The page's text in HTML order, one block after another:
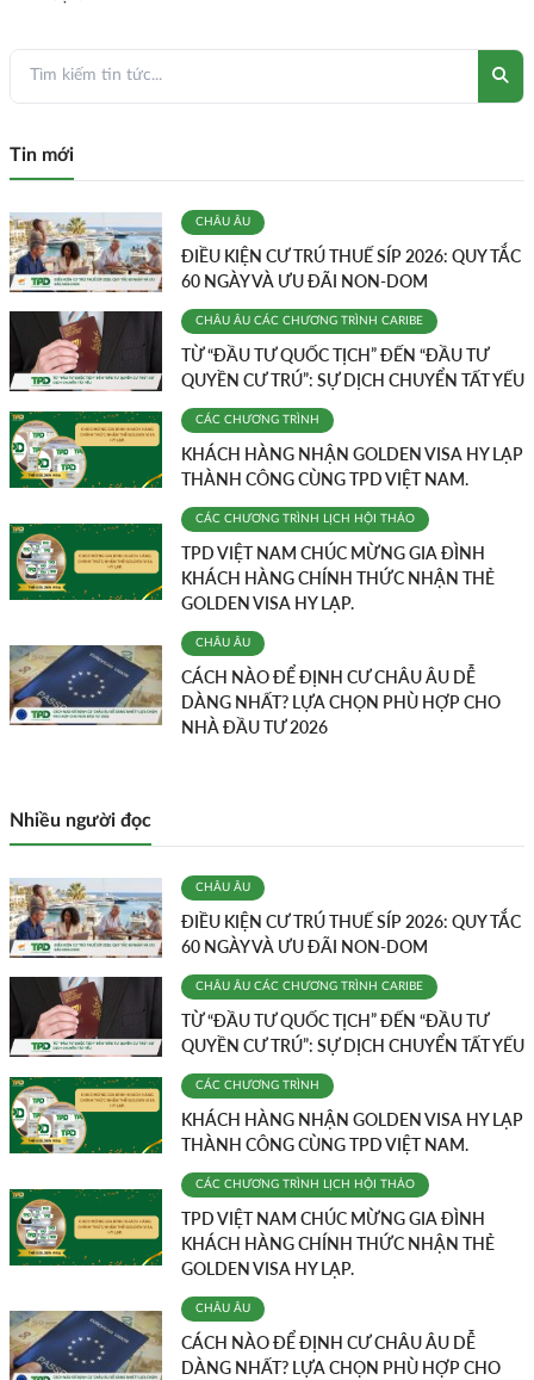
Tin mới
CHÂU ÂU
ĐIỀU KIỆN CƯ TRÚ THUẾ SÍP 2026: QUY TẮC
60 NGÀY VÀ ƯU ĐÃI NON-DOM
CHÂU ÂU CÁC CHƯƠNG TRÌNH CARIBE
TỪ “ĐẦU TƯ QUỐC TỊCH” ĐẾN “ĐẦU TƯ
QUYỀN CƯ TRÚ”: SỰ DỊCH CHUYỂN TẤT YẾU
CÁC CHƯƠNG TRÌNH
KHÁCH HÀNG NHẬN GOLDEN VISA HY LẠP
THÀNH CÔNG CÙNG TPD VIỆT NAM.
CÁC CHƯƠNG TRÌNH LỊCH HỘI THẢO
TPD VIỆT NAM CHÚC MỪNG GIA ĐÌNH
KHÁCH HÀNG CHÍNH THỨC NHẬN THẺ
GOLDEN VISA HY LẠP.
CHÂU ÂU
CÁCH NÀO ĐỂ ĐỊNH CƯ CHÂU ÂU DỄ
DÀNG NHẤT? LỰA CHỌN PHÙ HỢP CHO
NHÀ ĐẦU TƯ 2026
Nhiều người đọc
CHÂU ÂU
ĐIỀU KIỆN CƯ TRÚ THUẾ SÍP 2026: QUY TẮC
60 NGÀY VÀ ƯU ĐÃI NON-DOM
CHÂU ÂU CÁC CHƯƠNG TRÌNH CARIBE
TỪ “ĐẦU TƯ QUỐC TỊCH” ĐẾN “ĐẦU TƯ
QUYỀN CƯ TRÚ”: SỰ DỊCH CHUYỂN TẤT YẾU
CÁC CHƯƠNG TRÌNH
KHÁCH HÀNG NHẬN GOLDEN VISA HY LẠP
THÀNH CÔNG CÙNG TPD VIỆT NAM.
CÁC CHƯƠNG TRÌNH LỊCH HỘI THẢO
TPD VIỆT NAM CHÚC MỪNG GIA ĐÌNH
KHÁCH HÀNG CHÍNH THỨC NHẬN THẺ
GOLDEN VISA HY LẠP.
CHÂU ÂU
CÁCH NÀO ĐỂ ĐỊNH CƯ CHÂU ÂU DỄ
DÀNG NHẤT? LỰA CHỌN PHÙ HỢP CHO